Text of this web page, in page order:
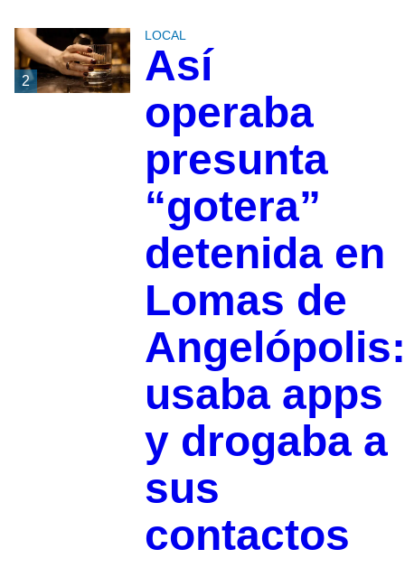
2
LOCAL
Así
operaba
presunta
“gotera”
detenida en
Lomas de
Angelópolis:
usaba apps
y drogaba a
sus
contactos